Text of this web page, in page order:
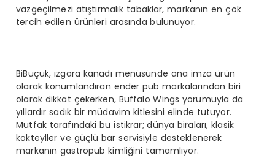
vazgeçilmezi atıştırmalık tabaklar, markanın en çok
tercih edilen ürünleri arasında bulunuyor.
BiBuçuk, ızgara kanadı menüsünde ana imza ürün
olarak konumlandıran ender pub markalarından biri
olarak dikkat çekerken, Buffalo Wings yorumuyla da
yıllardır sadık bir müdavim kitlesini elinde tutuyor.
Mutfak tarafındaki bu istikrar; dünya biraları, klasik
kokteyller ve güçlü bar servisiyle desteklenerek
markanın gastropub kimliğini tamamlıyor.